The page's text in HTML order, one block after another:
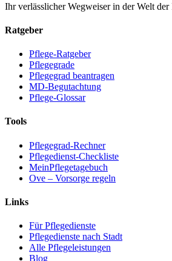
Ihr verlässlicher Wegweiser in der Welt der
Ratgeber
Pflege-Ratgeber
Pflegegrade
Pflegegrad beantragen
MD-Begutachtung
Pflege-Glossar
Tools
Pflegegrad-Rechner
Pflegedienst-Checkliste
MeinPflegetagebuch
Ove – Vorsorge regeln
Links
Für Pflegedienste
Pflegedienste nach Stadt
Alle Pflegeleistungen
Blog